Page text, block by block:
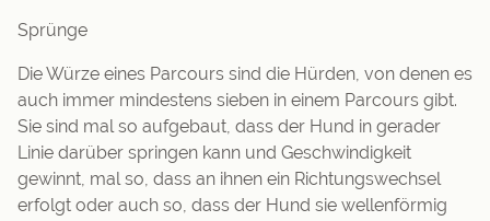
Sprünge
Die Würze eines Parcours sind die Hürden, von denen es
auch immer mindestens sieben in einem Parcours gibt.
Sie sind mal so aufgebaut, dass der Hund in gerader
Linie darüber springen kann und Geschwindigkeit
gewinnt, mal so, dass an ihnen ein Richtungswechsel
erfolgt oder auch so, dass der Hund sie wellenförmig